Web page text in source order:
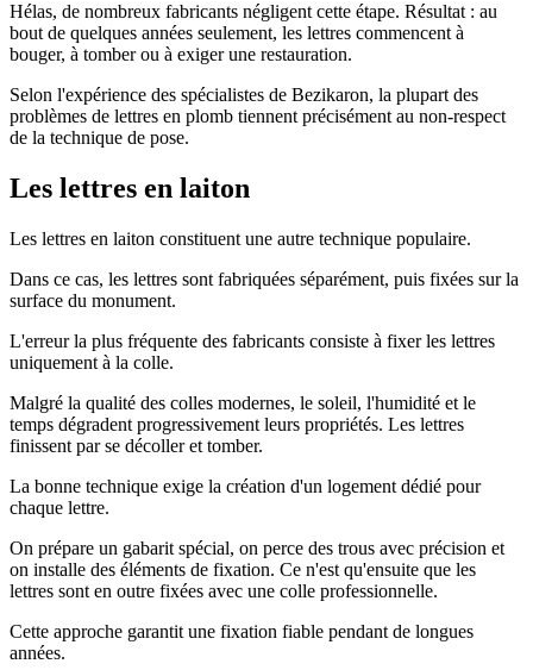
Hélas, de nombreux fabricants négligent cette étape. Résultat : au
bout de quelques années seulement, les lettres commencent à
bouger, à tomber ou à exiger une restauration.
Selon l'expérience des spécialistes de Bezikaron, la plupart des
problèmes de lettres en plomb tiennent précisément au non-respect
de la technique de pose.
Les lettres en laiton
Les lettres en laiton constituent une autre technique populaire.
Dans ce cas, les lettres sont fabriquées séparément, puis fixées sur la
surface du monument.
L'erreur la plus fréquente des fabricants consiste à fixer les lettres
uniquement à la colle.
Malgré la qualité des colles modernes, le soleil, l'humidité et le
temps dégradent progressivement leurs propriétés. Les lettres
finissent par se décoller et tomber.
La bonne technique exige la création d'un logement dédié pour
chaque lettre.
On prépare un gabarit spécial, on perce des trous avec précision et
on installe des éléments de fixation. Ce n'est qu'ensuite que les
lettres sont en outre fixées avec une colle professionnelle.
Cette approche garantit une fixation fiable pendant de longues
années.